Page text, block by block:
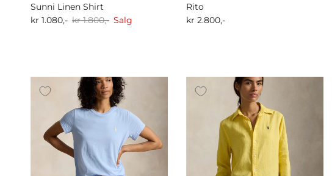
Sunni Linen Shirt
kr 1.080,- kr 1.800,- Salg
Rito
kr 2.800,-